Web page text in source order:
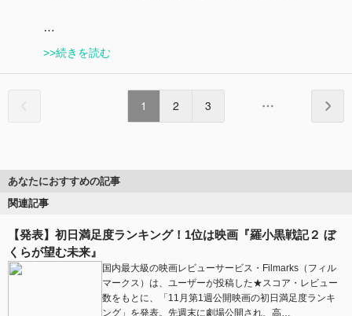
…
>>続きを読む
1 2 3
あなたにおすすめの記事
関連記事
【発表】初日満足度ランキング！1位は映画『羅小黒戦記２ ぼ
くらが望む未来』
国内最大級の映画レビューサービス・Filmarks（フィル
マークス）は、ユーザーが投稿した★スコア・レビュー
数をもとに、「11月第1週公開映画の初日満足度ランキ
ング」を発表。先週末に劇場公開され、高…